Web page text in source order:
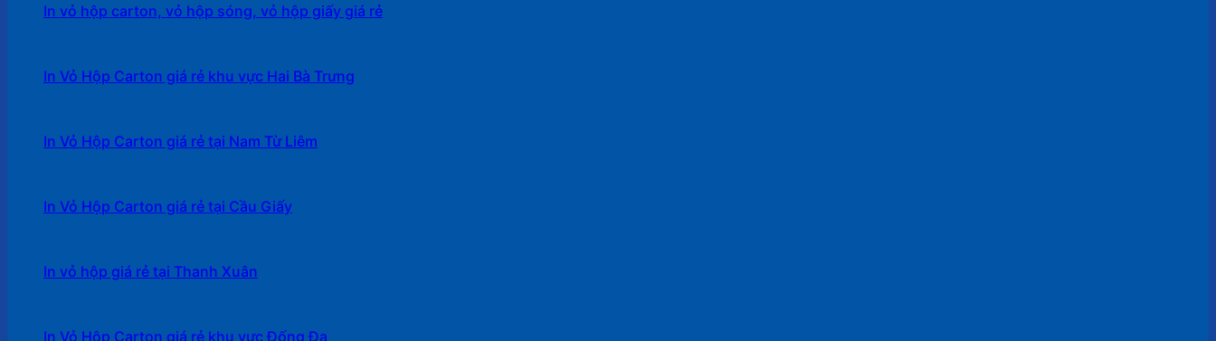
In vỏ hộp carton, vỏ hộp sóng, vỏ hộp giấy giá rẻ
In Vỏ Hộp Carton giá rẻ khu vực Hai Bà Trưng
In Vỏ Hộp Carton giá rẻ tại Nam Từ Liêm
In Vỏ Hộp Carton giá rẻ tại Cầu Giấy
In vỏ hộp giá rẻ tại Thanh Xuân
In Vỏ Hộp Carton giá rẻ khu vực Đống Đa